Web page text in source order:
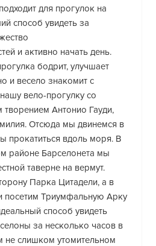
для прогулок на
способ увидеть за
и активно начать день.
бодрит, улучшает
и весело знакомит с
вело-прогулку со
творением Антонио Гауди,
Отсюда мы двинемся в
прокатиться вдоль моря. В
районе Барселонета мы
таверне на вермут.
Парка Цитадели, а в
посетим Триумфальную Арку
способ увидеть
за несколько часов в
не слишком утомительном